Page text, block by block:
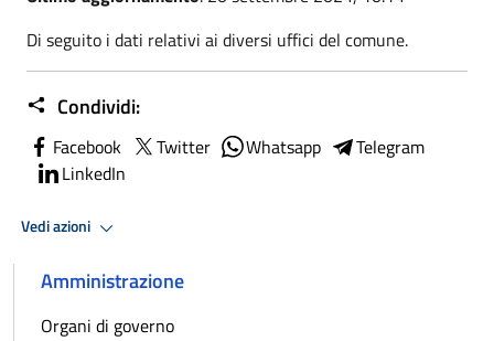
Di seguito i dati relativi ai diversi uffici del comune.
Condividi:
Facebook Twitter Whatsapp
Telegram
LinkedIn
Vedi azioni
Amministrazione
Organi di governo